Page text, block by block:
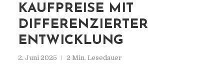
KAUFPREISE MIT
DIFFERENZIERTER
ENTWICKLUNG
2. Juni 2025 2 Min. Lesedauer